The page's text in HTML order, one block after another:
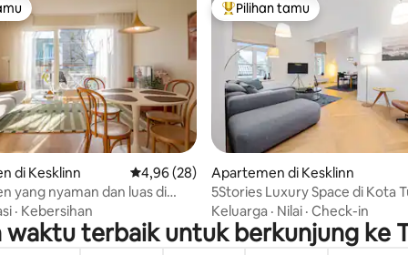
17 ulasan
di Kesklinn Nilai rata-rata 4,96 dari 5, 28 ulasan
4,96 (28)
yang nyaman dan luas di
Tua
· Kebersihan
Pilihan tamu terpopuler
Pilihan tamu
Apartemen di Kesklinn
5Stories Luxury Space di Kota
dengan Perawatan
Keluarga · Nilai · Check-in
waktu terbaik untuk berkunjung ke